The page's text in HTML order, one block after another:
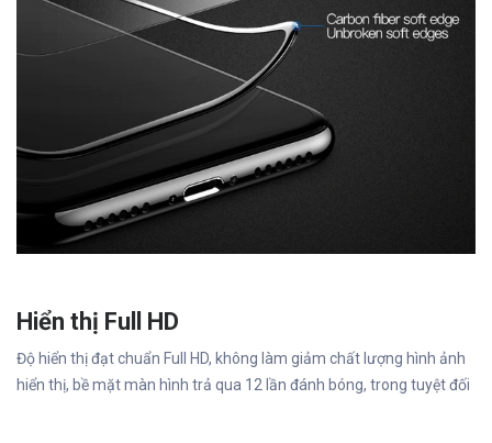
Hiển thị Full HD
Độ hiển thị đạt chuẩn Full HD, không làm giảm chất lượng hình ảnh
hiển thị, bề mặt màn hình trả qua 12 lần đánh bóng, trong tuyệt đối